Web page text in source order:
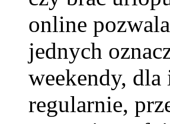
online
jednych
weekendy,
regularnie,